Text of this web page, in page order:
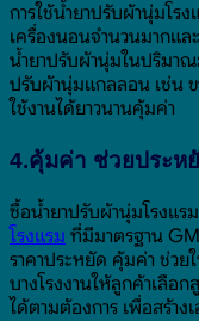
การใช้น้ำยาปรับผ้านุ่มโร
เครื่องนอนจำนวนมากแ
น้ำยาปรับผ้านุ่มในปริมา
ปรับผ้านุ่มแกลลอน เช่น
ใช้งานได้ยาวนานคุ้มค่า
4.คุ้มค่า ช่วยประห
ซื้อน้ำยาปรับผ้านุ่มโรงแร
โรงแรม ที่มีมาตรฐาน
ราคาประหยัด คุ้มค่า ช่ว
บางโรงงานให้ลูกค้าเลือ
ได้ตามต้องการ เพื่อสร้า